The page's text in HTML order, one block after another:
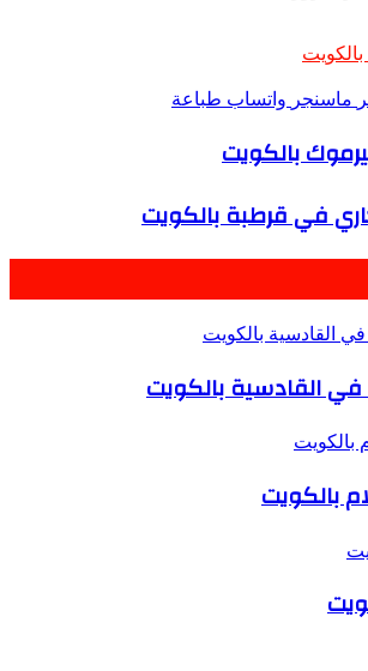
ماسنجر واتساب طباعة
بالكويت
في قرطبة بالكويت
القادسية بالكويت
بالكويت